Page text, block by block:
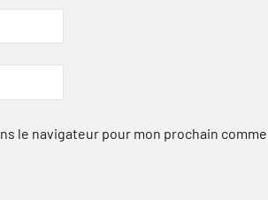
le navigateur pour mon prochain